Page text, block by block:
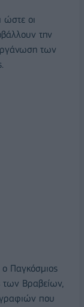
ώστε οι
την
των
ο Παγκόσμιος
των Βραβείων,
που